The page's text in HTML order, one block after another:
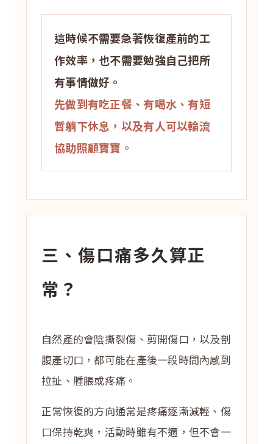
這時候不需要急著恢復產前的工
作效率，也不需要勉強自己把所
有事情做好。
先做到有吃正餐、有喝水、有短
暫躺下休息，以及有人可以輪流
協助照顧寶寶。
三、傷口痛多久算正
常？
自然產的會陰撕裂傷、剪開傷口，以及剖
腹產切口，都可能在產後一段時間內感到
拉扯、腫脹或疼痛。
正常恢復的方向通常是疼痛逐漸減輕、傷
口保持乾爽，活動時雖有不適，但不會一